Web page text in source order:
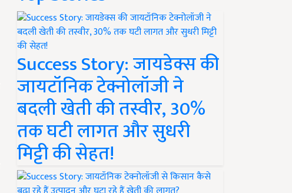
Success Story: जायडेक्स की
जायटॉनिक टेक्नोलॉजी ने
बदली खेती की तस्वीर, 30%
तक घटी लागत और सुधरी
मिट्टी की सेहत!